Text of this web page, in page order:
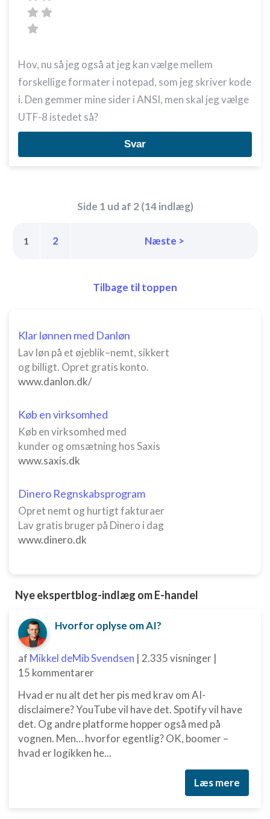
Hov, nu så jeg også at jeg kan vælge mellem
forskellige formater i notepad, som jeg skriver kode
i. Den gemmer mine sider i ANSI, men skal jeg vælge
UTF-8 istedet så?
Svar
Side 1 ud af 2 (14 indlæg)
1 2 Næste >
Tilbage til toppen
Klar lønnen med Danløn
Lav løn på et øjeblik–nemt, sikkert
og billigt. Opret gratis konto.
www.danlon.dk/
Køb en virksomhed
Køb en virksomhed med
kunder og omsætning hos Saxis
www.saxis.dk
Dinero Regnskabsprogram
Opret nemt og hurtigt fakturaer
Lav gratis bruger på Dinero i dag
www.dinero.dk
Nye ekspertblog-indlæg om E-handel
Hvorfor oplyse om AI?
af Mikkel deMib Svendsen | 2.335 visninger |
15 kommentarer
Hvad er nu alt det her pis med krav om AI-
disclaimere? YouTube vil have det. Spotify vil have
det. Og andre platforme hopper også med på
vognen. Men… hvorfor egentlig? OK, boomer –
hvad er logikken he...
Læs mere